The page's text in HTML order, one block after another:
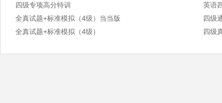
四级专项高分特训
英语
全真试题+标准模拟（4级）当当版
四级
全真试题+标准模拟（4级）
四级